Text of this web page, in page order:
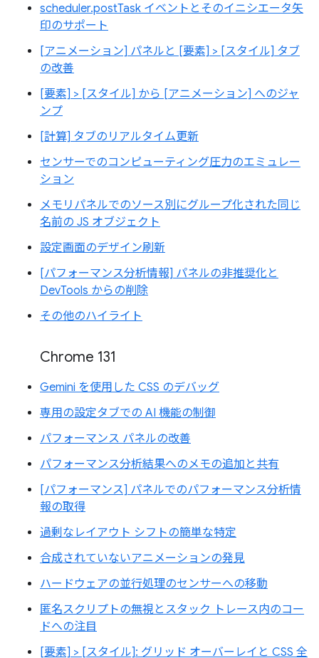
scheduler.postTask イベントとそのイニシエータ矢
印のサポート
[アニメーション] パネルと [要素] > [スタイル] タブ
の改善
[要素] > [スタイル] から [アニメーション] へのジャ
ンプ
[計算] タブのリアルタイム更新
センサーでのコンピューティング圧力のエミュレー
ション
メモリパネルでのソース別にグループ化された同じ
名前の JS オブジェクト
設定画面のデザイン刷新
[パフォーマンス分析情報] パネルの非推奨化と
DevTools からの削除
その他のハイライト
Chrome 131
Gemini を使用した CSS のデバッグ
専用の設定タブでの AI 機能の制御
パフォーマンス パネルの改善
パフォーマンス分析結果へのメモの追加と共有
[パフォーマンス] パネルでのパフォーマンス分析情
報の取得
過剰なレイアウト シフトの簡単な特定
合成されていないアニメーションの発見
ハードウェアの並行処理のセンサーへの移動
匿名スクリプトの無視とスタック トレース内のコー
ドへの注目
[要素] > [スタイル]: グリッド オーバーレイと CSS 全